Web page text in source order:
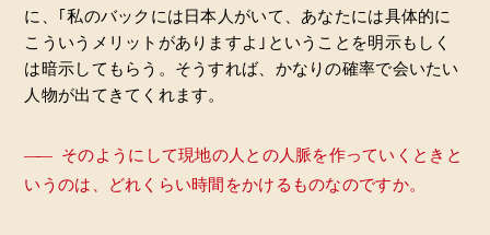
に、｢私のバックには日本人がいて、あなたには具体的に
こういうメリットがありますよ｣ということを明示もしく
は暗示してもらう。そうすれば、かなりの確率で会いたい
人物が出てきてくれます。
――
そのようにして現地の人との人脈を作っていくときと
いうのは、どれくらい時間をかけるものなのですか。